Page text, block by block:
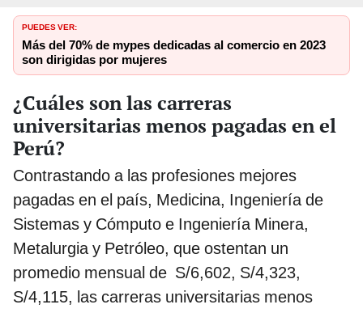
PUEDES VER:
Más del 70% de mypes dedicadas al comercio en 2023
son dirigidas por mujeres
¿Cuáles son las carreras
universitarias menos pagadas en el
Perú?
Contrastando a las profesiones mejores
pagadas en el país, Medicina, Ingeniería de
Sistemas y Cómputo e Ingeniería Minera,
Metalurgia y Petróleo, que ostentan un
promedio mensual de S/6,602, S/4,323,
S/4,115, las carreras universitarias menos